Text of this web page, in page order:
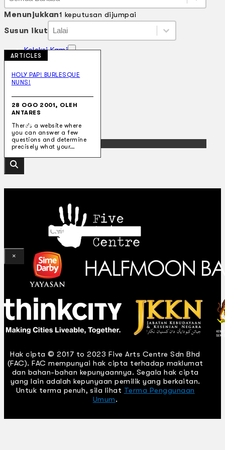
Koleksi Kami
Teater
Artikel
Penapisan
Sejarah Lisan
Mengenai Kami
Hubungi Kami
BM
EN
Cari laman web
×
Bahasa
Menunjukkan1 keputusan dijumpai
Susun ikut Susun ikut
Susun ikut
Susun ikut
ARTICLES
HOLY PAP! BURLESQUE
NUNS!
28 OGO 2001, OLEH
ANTARES
There’s a website where
you can answer a few
questions and determine
precisely what your…
Hak cipta © 2017 to 2023 Five Arts Centre Sdn Bhd
(FAC). FAC mempunyai hak cipta terhadap maklumat
dan bahan-bahan kepunyaannya. Segala hak cipta
yang lain adalah kepunyaan pemilik yang berkaitan.
Untuk terma penuh, sila lihat Terma Penggunaan
Umum.